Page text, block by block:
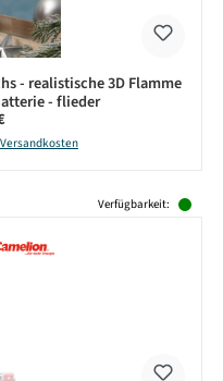
- realistische 3D Flamme
- flieder
Preis:
Verfügbarkeit: